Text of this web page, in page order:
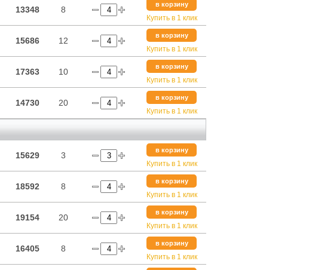
13348 8
в корзину
Купить в 1 клик
15686 12
в корзину
Купить в 1 клик
17363 10
в корзину
Купить в 1 клик
14730 20
в корзину
Купить в 1 клик
15629 3
в корзину
Купить в 1 клик
18592 8
в корзину
Купить в 1 клик
19154 20
в корзину
Купить в 1 клик
16405 8
в корзину
Купить в 1 клик